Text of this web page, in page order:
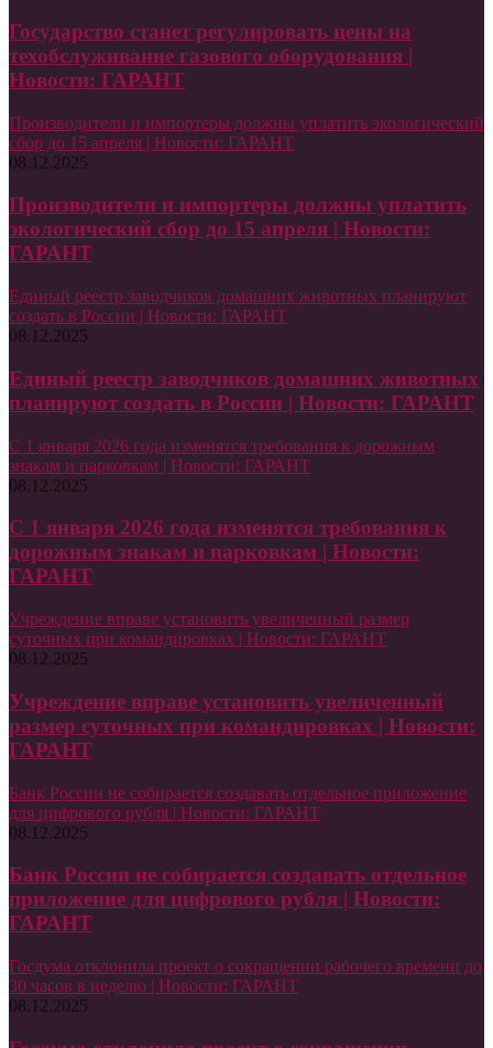
Государство станет регулировать цены на
техобслуживание газового оборудования |
Новости: ГАРАНТ
Производители и импортеры должны уплатить экологический
сбор до 15 апреля | Новости: ГАРАНТ
08.12.2025
Производители и импортеры должны уплатить
экологический сбор до 15 апреля | Новости:
ГАРАНТ
Единый реестр заводчиков домашних животных планируют
создать в России | Новости: ГАРАНТ
08.12.2025
Единый реестр заводчиков домашних животных
планируют создать в России | Новости: ГАРАНТ
С 1 января 2026 года изменятся требования к дорожным
знакам и парковкам | Новости: ГАРАНТ
08.12.2025
С 1 января 2026 года изменятся требования к
дорожным знакам и парковкам | Новости:
ГАРАНТ
Учреждение вправе установить увеличенный размер
суточных при командировках | Новости: ГАРАНТ
08.12.2025
Учреждение вправе установить увеличенный
размер суточных при командировках | Новости:
ГАРАНТ
Банк России не собирается создавать отдельное приложение
для цифрового рубля | Новости: ГАРАНТ
08.12.2025
Банк России не собирается создавать отдельное
приложение для цифрового рубля | Новости:
ГАРАНТ
Госдума отклонила проект о сокращении рабочего времени до
30 часов в неделю | Новости: ГАРАНТ
08.12.2025